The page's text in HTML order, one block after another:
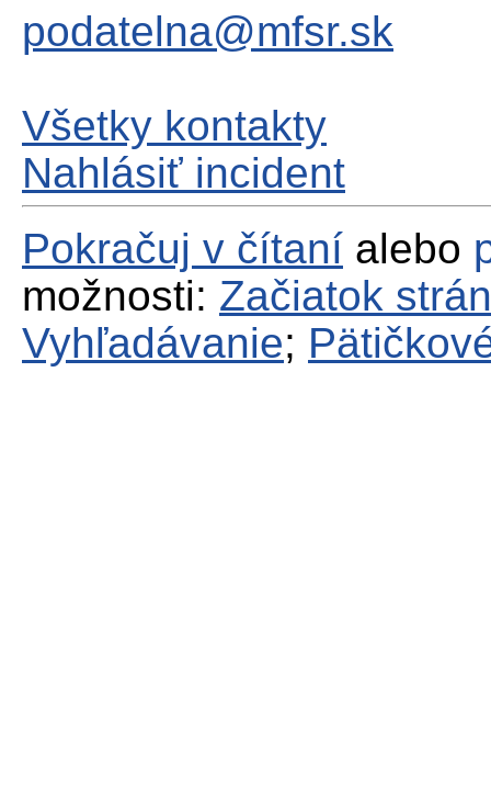
podatelna@mfsr.sk
Všetky kontakty
Nahlásiť incident
Pokračuj v čítaní alebo
možnosti: Začiatok
Vyhľadávanie;